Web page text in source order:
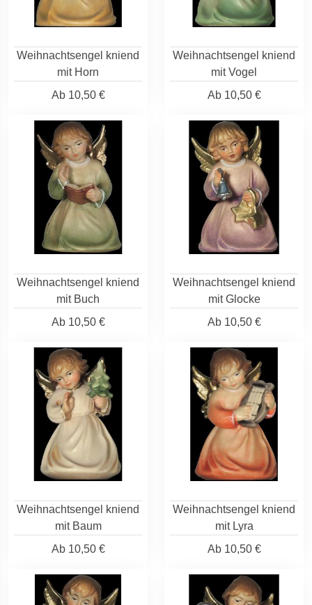
Weihnachtsengel kniend
mit Horn
Ab10,50 €
Weihnachtsengel kniend
mit Vogel
Ab10,50 €
Weihnachtsengel kniend
mit Buch
Ab10,50 €
Weihnachtsengel kniend
mit Glocke
Ab10,50 €
Weihnachtsengel kniend
mit Baum
Ab10,50 €
Weihnachtsengel kniend
mit Lyra
Ab10,50 €